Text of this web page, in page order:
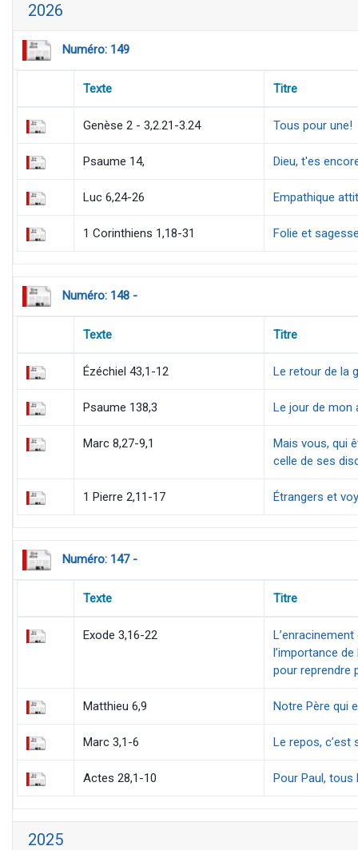
2026
Numéro: 149
Texte Titre
Genèse 2 - 3,2.21-3.24 Tous pour une!
Psaume 14, Dieu, t'es
Luc 6,24-26 Empathique
1 Corinthiens 1,18-31 Folie et
Numéro: 148 -
Texte Titre
Ézéchiel 43,1-12 Le retour de la
Psaume 138,3 Le jour de mon
Marc 8,27-9,1
Mais vous, qui
celle de ses
1 Pierre 2,11-17 Étrangers et
Numéro: 147 -
Texte Titre
Exode 3,16-22
l’importance
pour reprendre
Matthieu 6,9 Notre Père qui
Marc 3,1-6 Le repos, c’est
Actes 28,1-10 Pour Paul, tous
2025